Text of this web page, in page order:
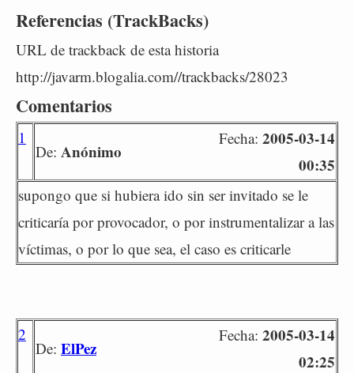
Referencias (TrackBacks)
URL de trackback de esta historia
http://javarm.blogalia.com//trackbacks/28023
Comentarios
1
De: Anónimo
Fecha: 2005-03-14
00:35
supongo que si hubiera ido sin ser invitado se le
criticaría por provocador, o por instrumentalizar a las
víctimas, o por lo que sea, el caso es criticarle
2
De: ElPez
Fecha: 2005-03-14
02:25